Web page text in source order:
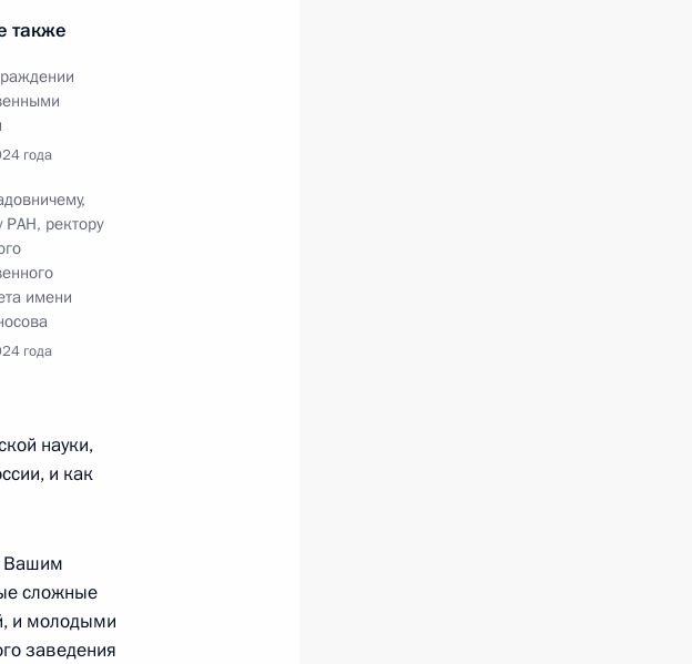
4
также
года
РАН, ректору
имени
года
науки,
и как
Вашим
сложные
и молодыми
заведения